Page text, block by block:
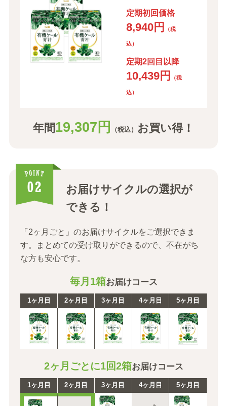
定期初回価格
8,940円 （税
込）
定期2回目以降
10,439円 （税
込）
年間19,307円 （税込） お買い得！
お届けサイクルの選択が
できる！
「2ヶ月ごと」のお届けサイクルをご選択できま
す。
まとめての受け取りができるので、不在がち
な方も安心です。
毎月1箱お届けコース
1ヶ月目 2ヶ月目 3ヶ月目 4ヶ月目 5ヶ月目
2ヶ月ごとに1回2箱お届けコース
1ヶ月目 2ヶ月目 3ヶ月目 4ヶ月目 5ヶ月目